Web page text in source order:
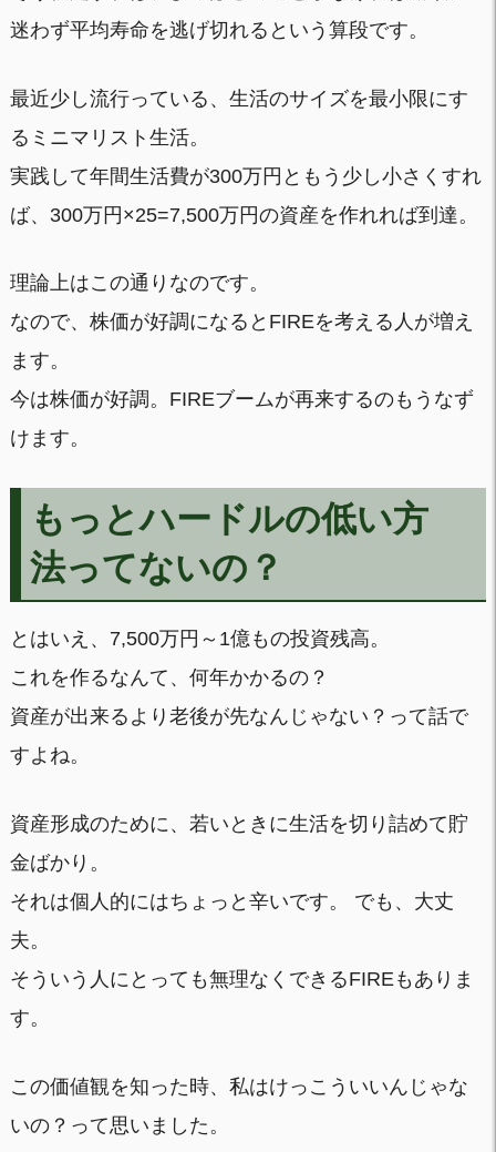
迷わず平均寿命を逃げ切れるという算段です。
最近少し流行っている、生活のサイズを最小限にす
るミニマリスト生活。
実践して年間生活費が300万円ともう少し小さくすれ
ば、300万円×25=7,500万円の資産を作れれば到達。
理論上はこの通りなのです。
なので、株価が好調になるとFIREを考える人が増え
ます。
今は株価が好調。FIREブームが再来するのもうなず
けます。
もっとハードルの低い方
法ってないの？
とはいえ、7,500万円～1億もの投資残高。
これを作るなんて、何年かかるの？
資産が出来るより老後が先なんじゃない？って話で
すよね。
資産形成のために、若いときに生活を切り詰めて貯
金ばかり。
それは個人的にはちょっと辛いです。 でも、大丈
夫。
そういう人にとっても無理なくできるFIREもありま
す。
この価値観を知った時、私はけっこういいんじゃな
いの？って思いました。